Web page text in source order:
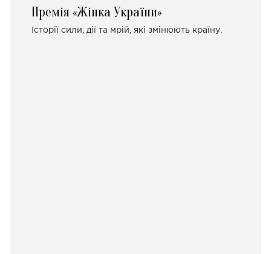
Премія «Жінка України»
Історії сили, дії та мрій, які змінюють країну.